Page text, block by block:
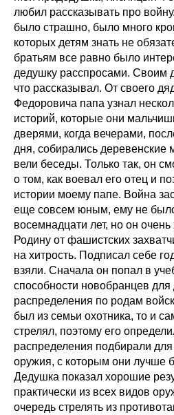
любил рассказывать про
было страшно, было много
которых детям знать не
братьям все равно было
дедушку расспросами. Своим
что рассказывал. От своего
Федоровича папа узнал
историй, которые они
дверями, когда вечерами,
дня, собирались деревенские
вели беседы. Только так, он
о том, как воевал его отец и
истории моему папе. Война
еще совсем юным, ему не
восемнадцати лет, но он
Родину от фашистских
на хитрость. Подписал себе
взяли. Сначала он попал в
способности новобранцев
распределения по родам
был из семьи охотника, то и
стрелял, поэтому его
распределения подбирали для
оружия, с которым они лучше
Дедушка показал хорошие
практически из всех видов
очередь стрелять из